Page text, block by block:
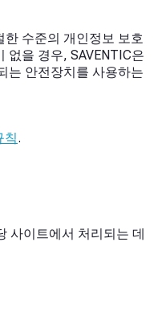
한 수준의 개인정보 보호
없을 경우, SAVENTIC은
는 안전장치를 사용하는
칙.
사이트에서 처리되는 데